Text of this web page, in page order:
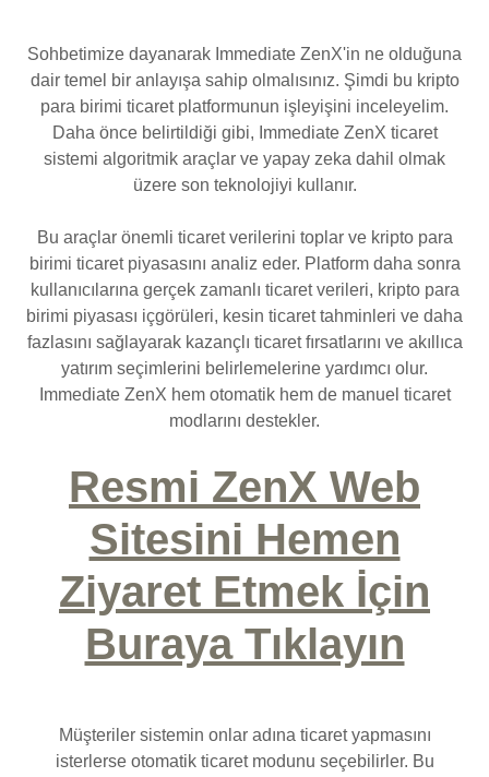
Sohbetimize dayanarak Immediate ZenX'in ne olduğuna
dair temel bir anlayışa sahip olmalısınız. Şimdi bu kripto
para birimi ticaret platformunun işleyişini inceleyelim.
Daha önce belirtildiği gibi, Immediate ZenX ticaret
sistemi algoritmik araçlar ve yapay zeka dahil olmak
üzere son teknolojiyi kullanır.
Bu araçlar önemli ticaret verilerini toplar ve kripto para
birimi ticaret piyasasını analiz eder. Platform daha sonra
kullanıcılarına gerçek zamanlı ticaret verileri, kripto para
birimi piyasası içgörüleri, kesin ticaret tahminleri ve daha
fazlasını sağlayarak kazançlı ticaret fırsatlarını ve akıllıca
yatırım seçimlerini belirlemelerine yardımcı olur.
Immediate ZenX hem otomatik hem de manuel ticaret
modlarını destekler.
Resmi ZenX Web
Sitesini Hemen
Ziyaret Etmek İçin
Buraya Tıklayın
Müşteriler sistemin onlar adına ticaret yapmasını
isterlerse otomatik ticaret modunu seçebilirler. Bu